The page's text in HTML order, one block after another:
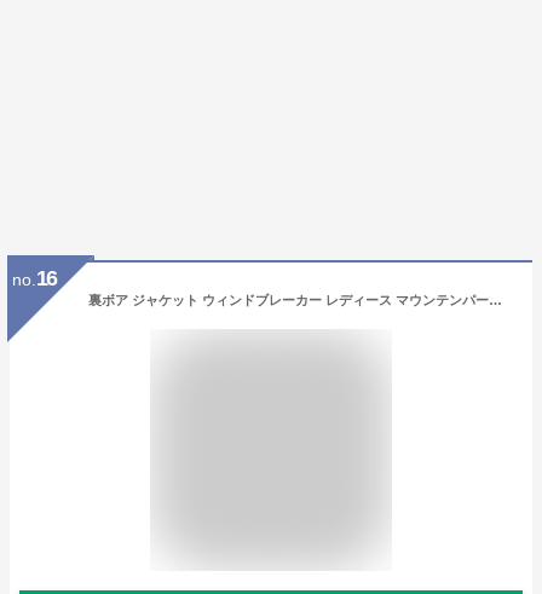
no. 16
裏ボア ジャケット ウィンドブレーカー レディース マウンテンパーカー 撥水パーカー ナイロンジャケット 秋 冬 アウター 中綿 防寒 撥水 uvカット ボア ナイロン ジップアップ パーカー 防寒着 M/L/LL/3L/4L/5L 大きいサイズ